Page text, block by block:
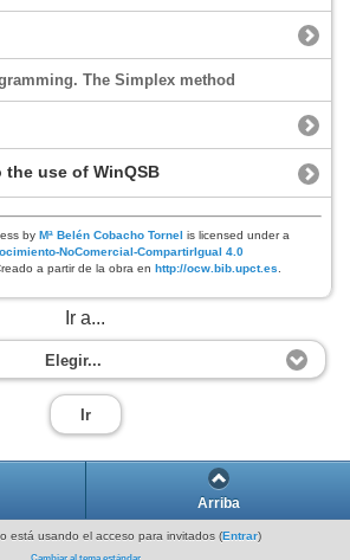
The Simplex method
use of WinQSB
byMª Belén Cobacho Tornel is licensed under a
NoComercial-CompartirIgual 4.0
a partir de la obra enhttp://ocw.bib.upct.es
Ir a...
Elegir...
Ir
Arriba
está usando el acceso para invitados (Entrar)